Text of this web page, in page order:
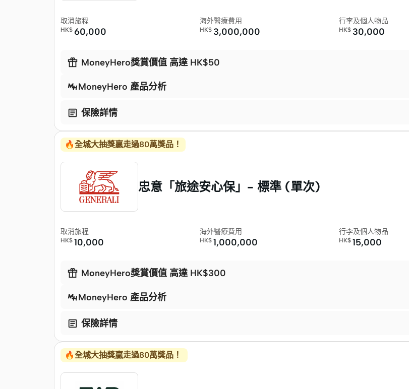
取消旅程
HK$ 60,000
海外醫療費用
HK$ 3,000,000
行李及個人物品
HK$ 30,000
 MoneyHero獎賞價值 高達 HK$50
MoneyHero 產品分析
 保險詳情
🔥全城大抽獎贏走過80萬獎品！
忠意「旅途安心保」- 標準 (單次)
取消旅程
HK$ 10,000
海外醫療費用
HK$ 1,000,000
行李及個人物品
HK$ 15,000
 MoneyHero獎賞價值 高達 HK$300
MoneyHero 產品分析
 保險詳情
🔥全城大抽獎贏走過80萬獎品！ ​